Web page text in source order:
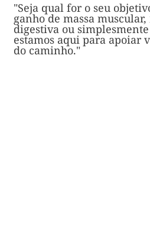
"Seja qual for o seu
ganho de massa
digestiva ou
estamos aqui para apoiar
do caminho."